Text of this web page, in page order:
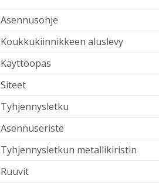
Asennusohje
Koukkukiinnikkeen aluslevy
Käyttöopas
Siteet
Tyhjennysletku
Asennuseriste
Tyhjennysletkun metallikiristin
Ruuvit